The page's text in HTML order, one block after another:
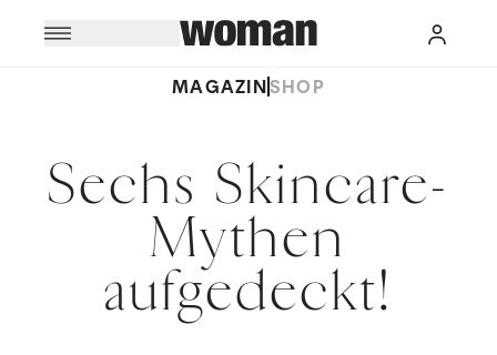
MAGAZINSHOP
Sechs Skincare-
Mythen
aufgedeckt!